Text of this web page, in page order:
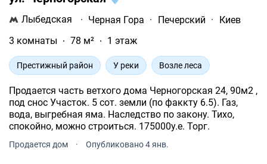
Лыбедская · Черная Гора · Печерский ·
Киев
3 комнаты
78 м² 1 этаж
Престижный район У реки Возле леса
Продается часть ветхого дома Черногорская 24, 90м2 ,
под снос Участок. 5 сот. земли (по факкту 6.5). Газ,
вода, выгребная яма. Наследство по закону. Тихо,
спокойно, можно строиться. 175000у.е. Торг.
Продается дом · Опубликовано 4 янв.